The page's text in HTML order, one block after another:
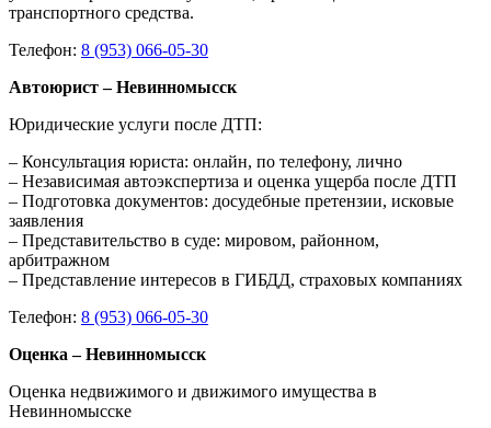
транспортного средства.
Телефон: 8 (953) 066-05-30
Автоюрист – Невинномысск
Юридические услуги после ДТП:
– Консультация юриста: онлайн, по телефону, лично
– Независимая автоэкспертиза и оценка ущерба после ДТП
– Подготовка документов: досудебные претензии, исковые
заявления
– Представительство в суде: мировом, районном,
арбитражном
– Представление интересов в ГИБДД, страховых компаниях
Телефон: 8 (953) 066-05-30
Оценка – Невинномысск
Оценка недвижимого и движимого имущества в
Невинномысске